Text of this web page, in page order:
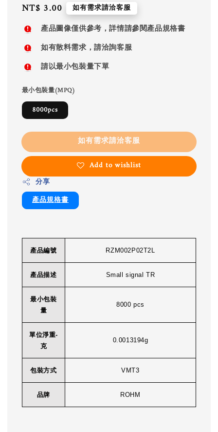
Regular
price
NT$ 3.00 如有需求請洽客服
產品圖像僅供參考，詳情請參閱產品規格書
如有散料需求，請洽詢客服
請以最小包裝量下單
最小包裝量(MPQ)
8000pcs
如有需求請洽客服
Add to wishlist
分享
產品規格書
產品編號 RZM002P02T2L
產品描述 Small signal TR
最小包裝
量
8000 pcs
單位淨重-
克
0.0013194g
包裝方式 VMT3
品牌 ROHM